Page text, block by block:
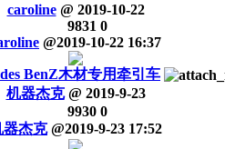
caroline @ 2019-10-22
9831 0
@2019-10-22 16:37
BenZ木材专用牵引车
机器杰克 @ 2019-9-23
9930 0
器杰克 @2019-9-23 17:52